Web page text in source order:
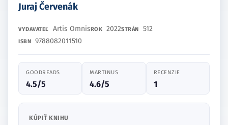
Juraj Červenák
VYDAVATEĽ Artis OmnisROK 2022STRÁN 512
ISBN 9788082011510
GOODREADS
4.5/5
MARTINUS
4.6/5
RECENZIE
1
KÚPIŤ KNIHU